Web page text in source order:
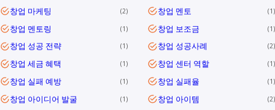
창업 마케팅 2 창업 멘토 1
창업 멘토링 1 창업 보조금 1
창업 성공 전략 1 창업 성공사례 2
창업 세금 혜택 1 창업 센터 역할 1
창업 실패 예방 1 창업 실패율 1
창업 아이디어 발굴 1 창업 아이템 2